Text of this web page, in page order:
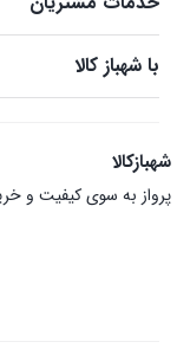
با شهباز کالا
شهبازکالا
پرواز به سوی کیفیت و